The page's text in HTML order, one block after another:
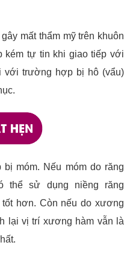
mất thẩm mỹ trên khuôn
kém tự tin khi giao tiếp với
với trường hợp bị hô (vẩu)
móm. Nếu móm do răng
thể sử dụng niềng răng
tốt hơn. Còn nếu do xương
lại vị trí xương hàm vẫn là